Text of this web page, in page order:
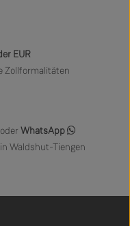
EUR
Zollformalitäten
oder WhatsApp
Waldshut-Tiengen